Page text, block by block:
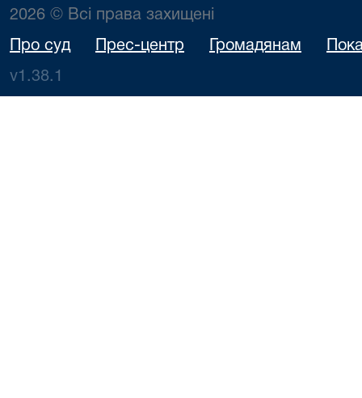
2026 © Всі права захищені
Про суд Прес-центр Громадянам
v1.38.1